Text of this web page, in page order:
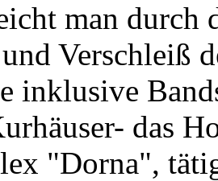
man durch
Verschleiß
inklusive
das
"Dorna",